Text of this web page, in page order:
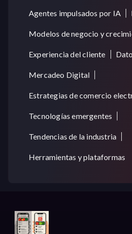
Agentes impulsados por IA
Modelos de negocio y
Experiencia del cliente
Mercadeo Digital
Estrategias de comercio
Tecnologías emergentes
Tendencias de la industria
Herramientas y plataformas